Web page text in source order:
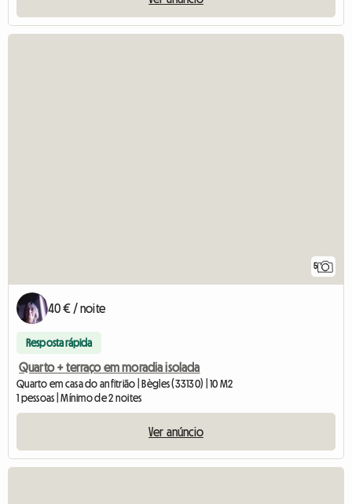
5
40 € / noite
Resposta rápida
Quarto + terraço em moradia isolada
Quarto em casa do anfitrião | Bègles (33130) | 10 M2
1 pessoas | Mínimo de 2 noites
Ver anúncio